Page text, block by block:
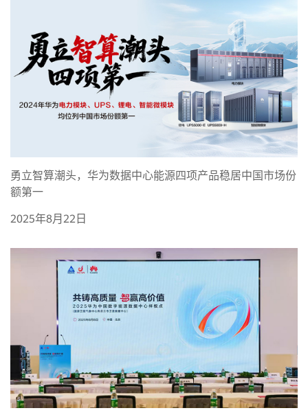
勇立智算潮头，华为数据中心能源四项产品稳居中国市场份
额第一
2025年8月22日